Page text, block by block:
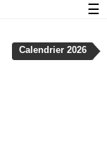
Calendrier 2026
☰